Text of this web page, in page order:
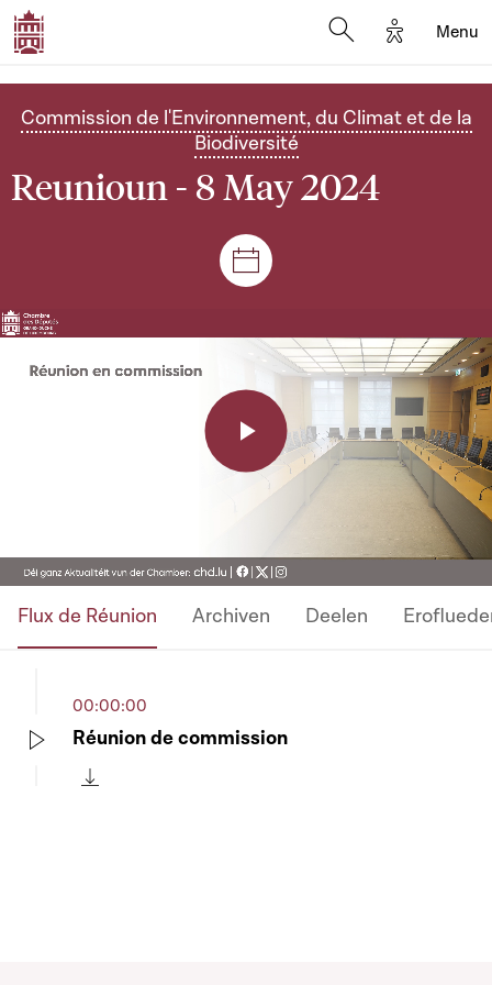
Options
Menu
Commission de l'Environnement, du Climat et de la
Biodiversité
Reunioun - 8 May 2024
Sëtzungen a Reuniounen
Play
Video
Flux de Réunion Archiven Deelen
00:00:00
Réunion de commission